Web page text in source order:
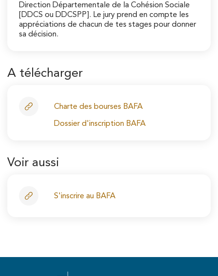
Direction Départementale de la Cohésion Sociale
[DDCS ou DDCSPP]. Le jury prend en compte les
appréciations de chacun de tes stages pour donner
sa décision.
A télécharger
Charte des bourses BAFA
Dossier d'inscription BAFA
Voir aussi
S'inscrire au BAFA